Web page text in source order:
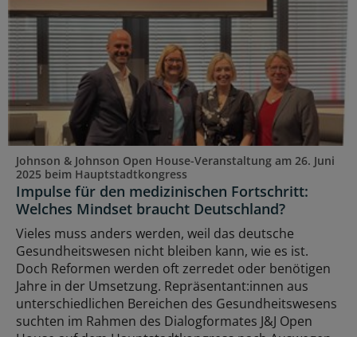
Johnson & Johnson Open House-Veranstaltung am 26. Juni
2025 beim Hauptstadtkongress
Impulse für den medizinischen Fortschritt:
Welches Mindset braucht Deutschland?
Vieles muss anders werden, weil das deutsche
Gesundheitswesen nicht bleiben kann, wie es ist.
Doch Reformen werden oft zerredet oder benötigen
Jahre in der Umsetzung. Repräsentant:innen aus
unterschiedlichen Bereichen des Gesundheitswesens
suchten im Rahmen des Dialogformates J&J Open